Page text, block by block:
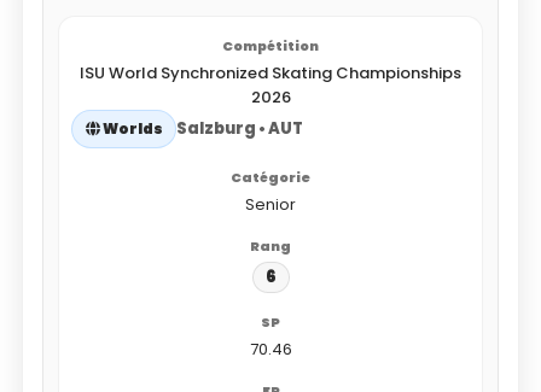
ISU World Synchronized Skating Championships
2026
Worlds Salzburg • AUT
Senior
6
70.46